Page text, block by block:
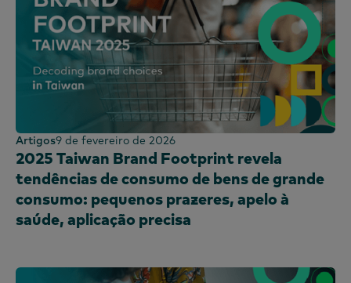
Artigos9 de fevereiro de 2026
2025 Taiwan Brand Footprint revela
tendências de consumo de bens de grande
consumo: pequenos prazeres, apelo à
saúde, aplicação precisa